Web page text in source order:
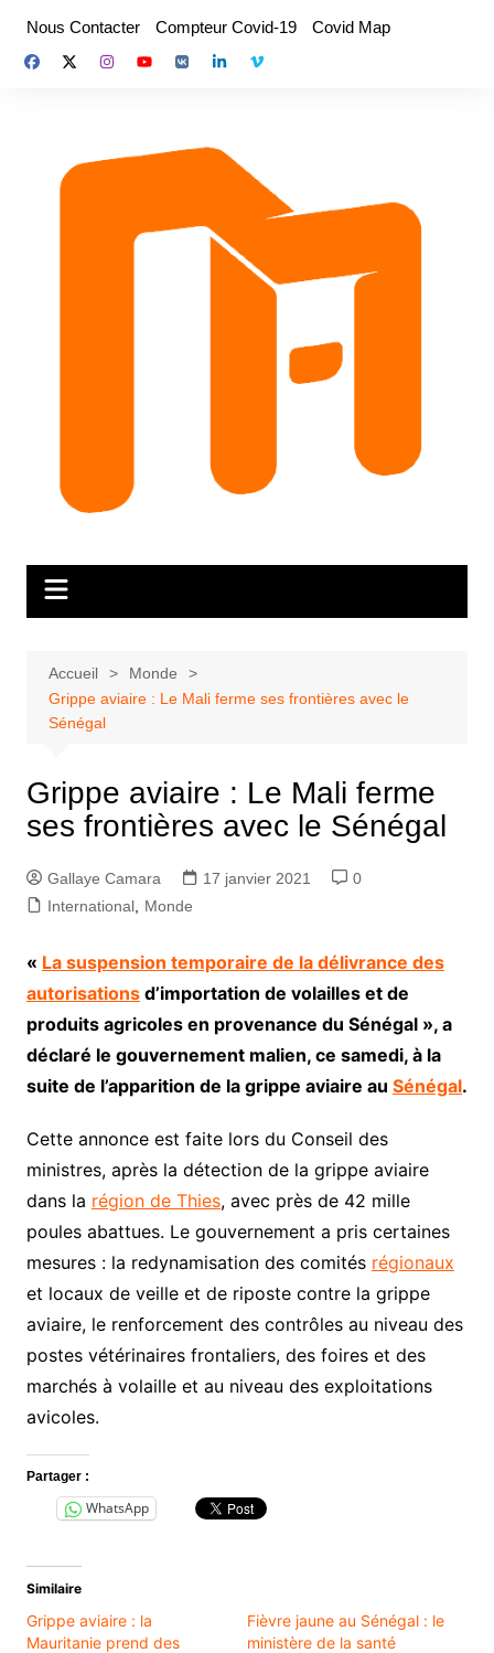
contenu
Nous Contacter Compteur Covid-19 Covid Map
Accueil
Monde
Grippe aviaire : Le Mali ferme ses frontières avec le
Sénégal
Grippe aviaire : Le Mali ferme
ses frontières avec le Sénégal
Gallaye Camara 17 janvier 2021
0
International, Monde
« La suspension temporaire de la délivrance des
autorisationsd’importation de volailles et de
produits agricoles en provenance du Sénégal », a
déclaré le gouvernement malien, ce samedi, à la
suite de l’apparition de la grippe aviaire au Sénégal.
Cette annonce est faite lors du Conseil des
ministres, après la détection de la grippe aviaire
dans la région de Thies, avec près de 42 mille
poules abattues. Le gouvernement a pris certaines
mesures : la redynamisation des comités régionaux
et locaux de veille et de riposte contre la grippe
aviaire, le renforcement des contrôles au niveau des
postes vétérinaires frontaliers, des foires et des
marchés à volaille et au niveau des exploitations
avicoles.
Partager :
WhatsApp
Similaire
Grippe aviaire : la
Mauritanie prend des
Fièvre jaune au Sénégal : le
ministère de la santé